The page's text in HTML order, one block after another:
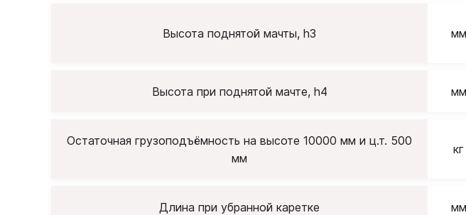
Высота поднятой мачты, h3 мм
Высота при поднятой мачте, h4 мм
Остаточная грузоподъёмность на высоте 10000 мм и ц.т. 500
мм
кг
Длина при убранной каретке мм